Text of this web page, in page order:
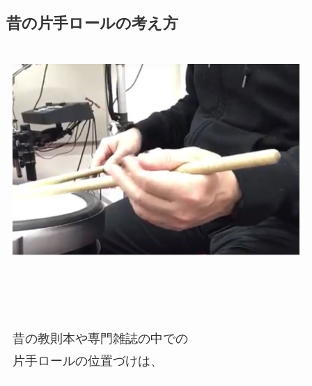
昔の片手ロールの考え方
昔の教則本や専門雑誌の中での
片手ロールの位置づけは、